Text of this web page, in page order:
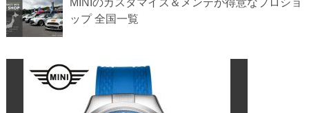
ップ 全国一覧